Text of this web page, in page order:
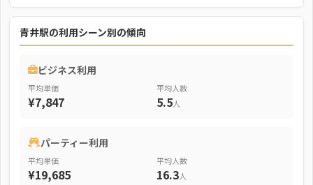
青井駅の利用シーン別の傾向
ビジネス利用
平均単価
¥7,847
平均人数
5.5人
パーティー利用
平均単価
¥19,685
平均人数
16.3人